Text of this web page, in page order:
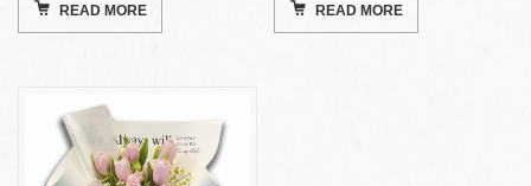
READ MORE READ MORE